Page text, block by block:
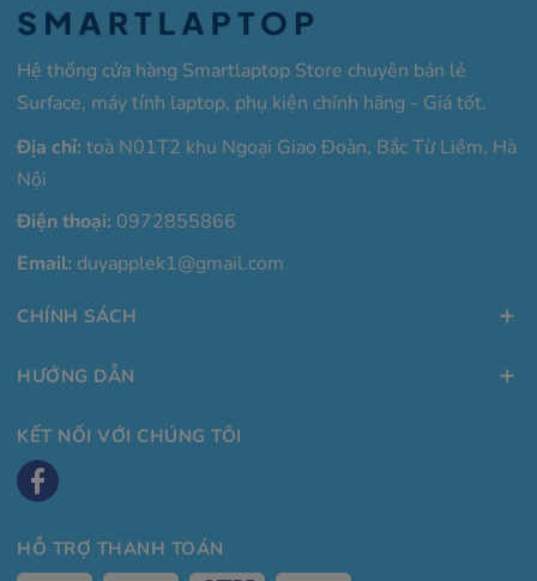
Hệ thống cửa hàng Smartlaptop Store chuyên bán lẻ
Surface, máy tính laptop, phụ kiện chính hãng - Giá tốt.
Địa chỉ: toà N01T2 khu Ngoại Giao Đoàn, Bắc Từ Liêm, Hà
Nội
Điện thoại: 0972855866
Email: duyapplek1@gmail.com
CHÍNH SÁCH
HƯỚNG DẪN
KẾT NỐI VỚI CHÚNG TÔI
HỖ TRỢ THANH TOÁN